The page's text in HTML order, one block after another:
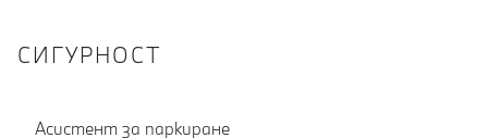
СИГУРНОСТ
Асистент за паркиране